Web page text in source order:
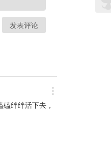
发表评论
绊绊活下去，